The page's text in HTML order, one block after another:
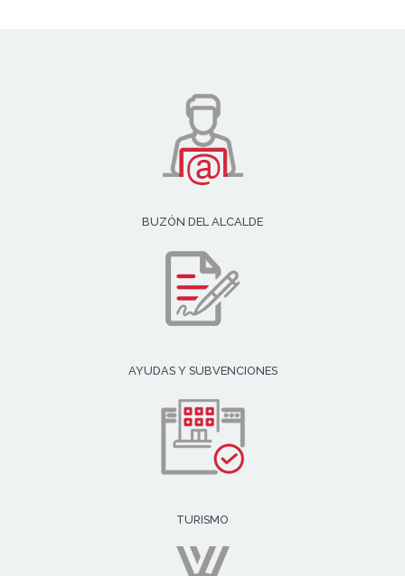
BUZÓN DEL ALCALDE
AYUDAS Y SUBVENCIONES
TURISMO